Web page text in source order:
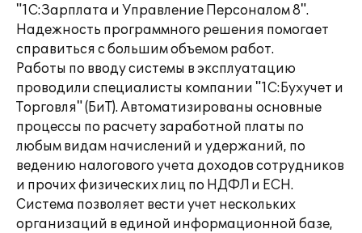
"1С:Зарплата и Управление Персоналом 8".
Надежность программного решения помогает
справиться с большим объемом работ.
Работы по вводу системы в эксплуатацию
проводили специалисты компании "1С:Бухучет и
Торговля" (БиТ). Автоматизированы основные
процессы по расчету заработной платы по
любым видам начислений и удержаний, по
ведению налогового учета доходов сотрудников
и прочих физических лиц по НДФЛ и ЕСН.
Система позволяет вести учет нескольких
организаций в единой информационной базе,